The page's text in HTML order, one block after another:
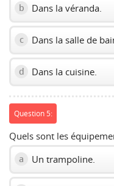
b Dans la véranda.
c Dans la salle de
d Dans la cuisine.
Question 5:
Quels sont les
a Un trampoline.